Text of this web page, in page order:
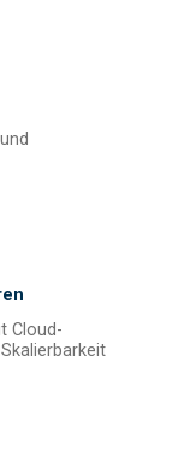
Cloud-